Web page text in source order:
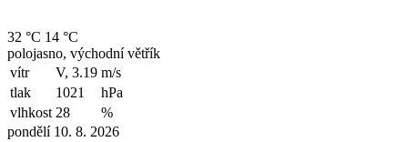
32 °C 14 °C
polojasno, východní větřík
vítr
V, 3.19 m/s
tlak
1021
hPa
vlhkost 28
%
pondělí 10. 8. 2026